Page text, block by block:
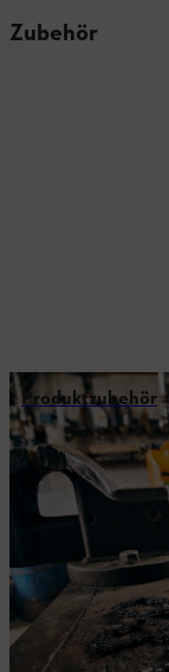
Zubehör
Produktzubehör